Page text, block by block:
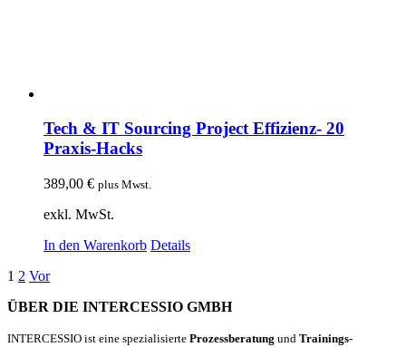
Tech & IT Sourcing Project Effizienz- 20
Praxis-Hacks
389,00 € plus Mwst.
exkl. MwSt.
In den Warenkorb Details
1 2 Vor
ÜBER DIE INTERCESSIO GMBH
INTERCESSIO ist eine spezialisierte Prozessberatung und Trainings-